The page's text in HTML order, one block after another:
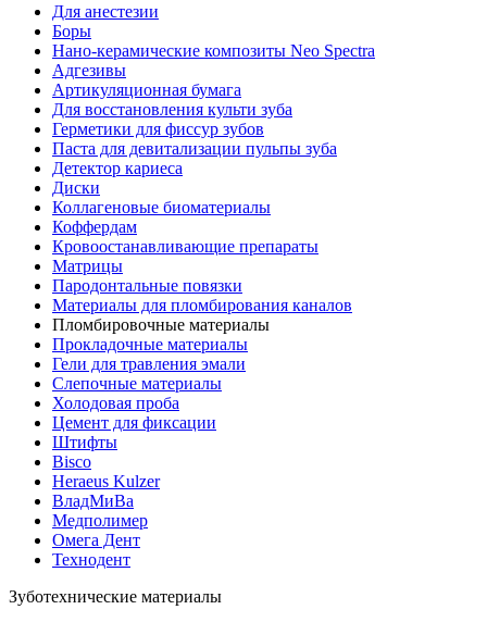
Для анестезии
Боры
Нано-керамические композиты Neo Spectra
Адгезивы
Артикуляционная бумага
Для восстановления культи зуба
Герметики для фиссур зубов
Паста для девитализации пульпы зуба
Детектор кариеса
Диски
Коллагеновые биоматериалы
Коффердам
Кровоостанавливающие препараты
Матрицы
Пародонтальные повязки
Материалы для пломбирования каналов
Пломбировочные материалы
Прокладочные материалы
Гели для травления эмали
Слепочные материалы
Холодовая проба
Цемент для фиксации
Штифты
Bisco
Heraeus Kulzer
ВладМиВа
Медполимер
Омега Дент
Технодент
Зуботехнические материалы